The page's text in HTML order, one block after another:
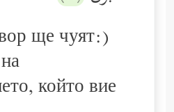
ще чуят:)
който вие